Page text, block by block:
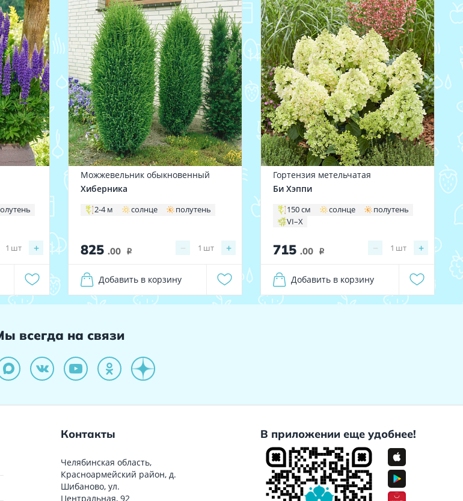
+
1 шт
Можжевельник обыкновенный
Хиберника
2-4 м солнце полутень
825 .00 i − +
1 шт
Добавить в корзину
Гортензия метельчатая
Би Хэппи
150 см солнце
полутень
VI–X
715 .00 i − +
1 шт
Добавить в корзину
всегда на связи
Контакты
Челябинская область,
Красноармейский район, д.
Шибаново, ул.
Центральная, 92
В приложении еще удобнее!